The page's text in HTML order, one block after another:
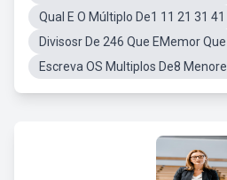
Qual E O Múltiplo De1 11 21 31 41
Divisosr De 246 Que EMemor
Escreva OS Multiplos De8